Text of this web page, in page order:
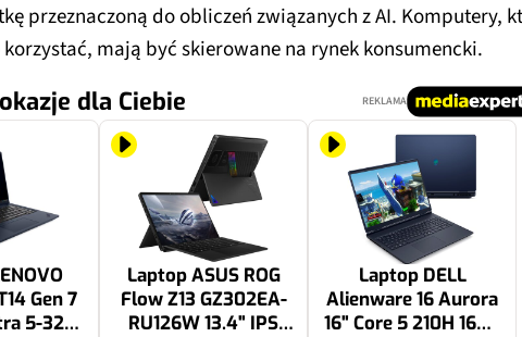
przeznaczoną do obliczeń związanych z AI. Komputery,
mają być skierowane na rynek konsumencki.
dla Ciebie REKLAMA
Gen 7
5-325
Laptop ASUS ROG
Flow Z13 GZ302EA-
RU126W 13.4" IPS
Laptop DELL
Alienware 16 Aurora
16" Core 5 210H 16GB